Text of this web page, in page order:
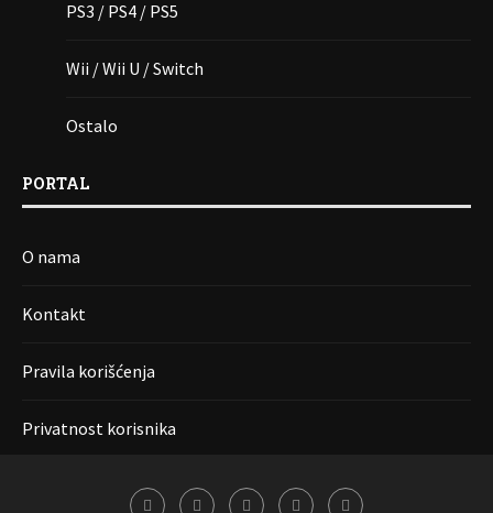
PS3 / PS4 / PS5
Wii / Wii U / Switch
Ostalo
PORTAL
O nama
Kontakt
Pravila korišćenja
Privatnost korisnika